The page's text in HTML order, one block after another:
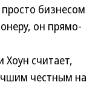
бизнесом
он прямо-
считает,
честным на